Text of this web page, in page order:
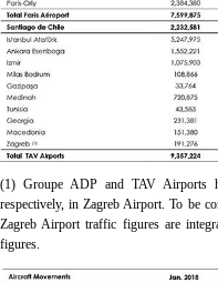
(1)Groupe ADP and TAV Airports
respectively, in Zagreb Airport. To be
Zagreb Airport traffic figures are
figures.